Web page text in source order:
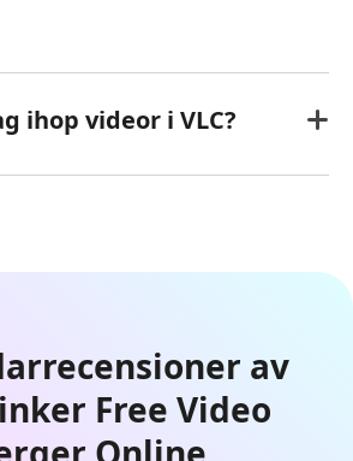
ihop videor i VLC?
av
Free Video